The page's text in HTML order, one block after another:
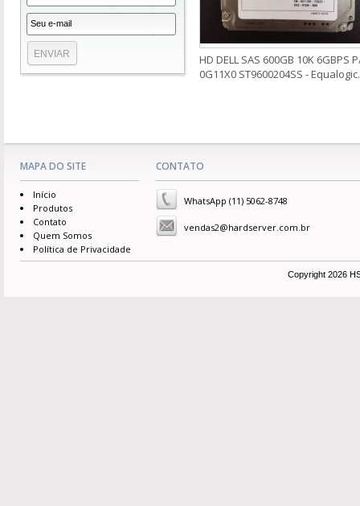
HD DELL SAS 600GB 10K 6GBPS
0G11X0 ST9600204SS - Equalogic.
MAPA DO SITE
Início
Produtos
Contato
Quem Somos
Política de Privacidade
CONTATO
WhatsApp (11) 5062-8748
vendas2@hardserver.com.br
Copyright 2026